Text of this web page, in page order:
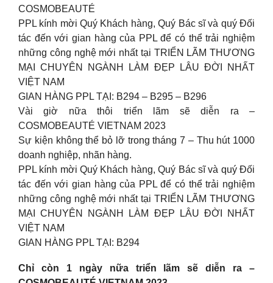
COSMOBEAUTÉ
PPL kính mời Quý Khách hàng, Quý Bác sĩ và quý Đối
tác đến với gian hàng của PPL để có thể trải nghiệm
những công nghệ mới nhất tại TRIỂN LÃM THƯƠNG
MẠI CHUYÊN NGÀNH LÀM ĐẸP LÂU ĐỜI NHẤT
VIỆT NAM
GIAN HÀNG PPL TẠI: B294 – B295 – B296
Vài giờ nữa thôi triển lãm sẽ diễn ra –
COSMOBEAUTÉ VIETNAM 2023
Sự kiện không thể bỏ lỡ trong tháng 7 – Thu hút 1000
doanh nghiệp, nhãn hàng.
PPL kính mời Quý Khách hàng, Quý Bác sĩ và quý Đối
tác đến với gian hàng của PPL để có thể trải nghiệm
những công nghệ mới nhất tại TRIỂN LÃM THƯƠNG
MẠI CHUYÊN NGÀNH LÀM ĐẸP LÂU ĐỜI NHẤT
VIỆT NAM
GIAN HÀNG PPL TẠI: B294
Chỉ còn 1 ngày nữa triển lãm sẽ diễn ra –